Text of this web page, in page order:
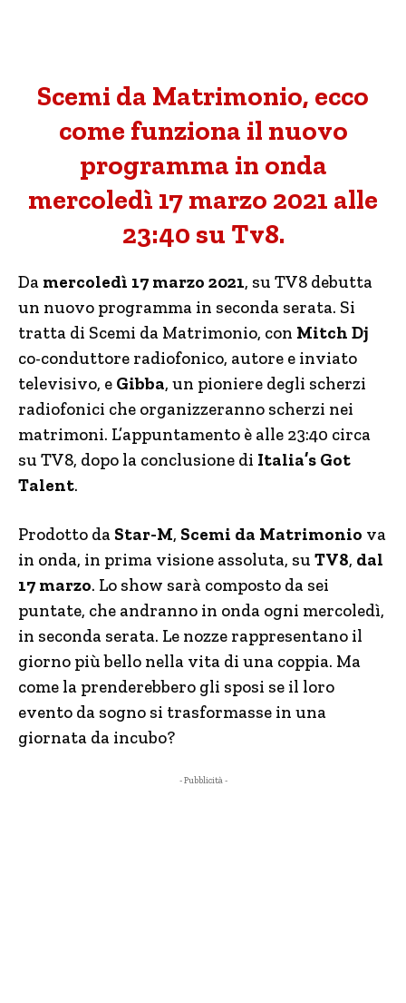
Scemi da Matrimonio, ecco
come funziona il nuovo
programma in onda
mercoledì 17 marzo 2021 alle
23:40 su Tv8.
Da mercoledì 17 marzo 2021, su TV8 debutta
un nuovo programma in seconda serata. Si
tratta di Scemi da Matrimonio, con Mitch Dj
co-conduttore radiofonico, autore e inviato
televisivo, e Gibba, un pioniere degli scherzi
radiofonici che organizzeranno scherzi nei
matrimoni. L’appuntamento è alle 23:40 circa
su TV8, dopo la conclusione di Italia’s Got
Talent.
Prodotto da Star-M, Scemi da Matrimonio va
in onda, in prima visione assoluta, su TV8, dal
17 marzo. Lo show sarà composto da sei
puntate, che andranno in onda ogni mercoledì,
in seconda serata. Le nozze rappresentano il
giorno più bello nella vita di una coppia. Ma
come la prenderebbero gli sposi se il loro
evento da sogno si trasformasse in una
giornata da incubo?
- Pubblicità -